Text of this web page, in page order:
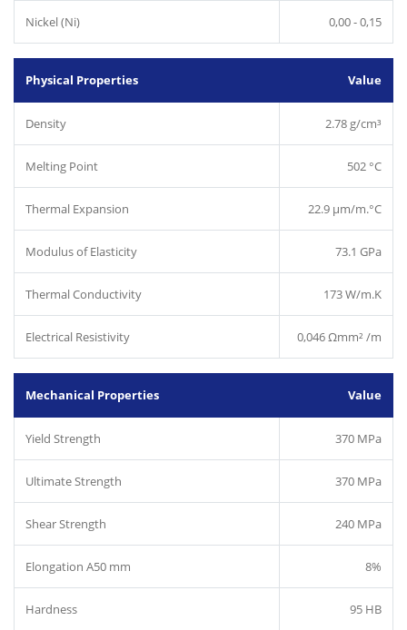
Nickel (Ni) 0,00 - 0,15
Physical Properties Value
Density 2.78 g/cm³
Melting Point 502 °C
Thermal Expansion 22.9 µm/m.°C
Modulus of Elasticity 73.1 GPa
Thermal Conductivity 173 W/m.K
Electrical Resistivity 0,046 Ωmm² /m
Mechanical Properties Value
Yield Strength 370 MPa
Ultimate Strength 370 MPa
Shear Strength 240 MPa
Elongation A50 mm 8%
Hardness 95 HB